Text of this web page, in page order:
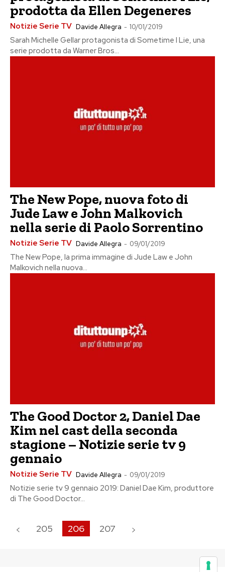
prodotta da Ellen Degeneres
Notizie Serie TV Davide Allegra - 10/01/2019
Sarah Michelle Gellar protagonista di Sometime I Lie, una
serie prodotta da Warner Bros...
The New Pope, nuova foto di
Jude Law e John Malkovich
nella serie di Paolo Sorrentino
Notizie Serie TV Davide Allegra - 09/01/2019
The New Pope, la prima immagine di Jude Law e John
Malkovich nella nuova...
The Good Doctor 2, Daniel Dae
Kim nel cast della seconda
stagione – Notizie serie tv 9
gennaio
Notizie Serie TV Davide Allegra - 09/01/2019
Notizie serie tv 9 gennaio 2019: Daniel Dae Kim, produttore
di The Good Doctor...
205 206 207